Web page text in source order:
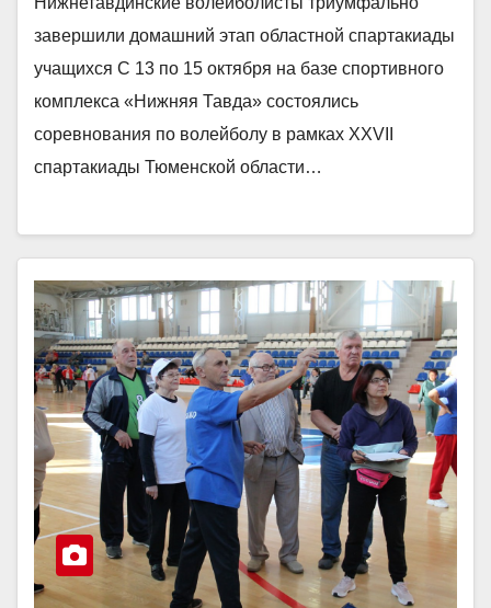
завершили домашний этап областной спартакиады
учащихся С 13 по 15 октября на базе спортивного
комплекса «Нижняя Тавда» состоялись
соревнования по волейболу в рамках XXVII
спартакиады Тюменской области…